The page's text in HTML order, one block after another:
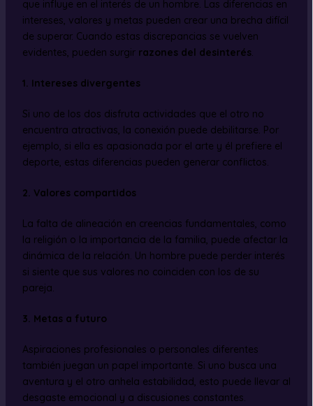
que influye en el interés de un hombre. Las diferencias en
intereses, valores y metas pueden crear una brecha difícil
de superar. Cuando estas discrepancias se vuelven
evidentes, pueden surgir razones del desinterés.
1. Intereses divergentes
Si uno de los dos disfruta actividades que el otro no
encuentra atractivas, la conexión puede debilitarse. Por
ejemplo, si ella es apasionada por el arte y él prefiere el
deporte, estas diferencias pueden generar conflictos.
2. Valores compartidos
La falta de alineación en creencias fundamentales, como
la religión o la importancia de la familia, puede afectar la
dinámica de la relación. Un hombre puede perder interés
si siente que sus valores no coinciden con los de su
pareja.
3. Metas a futuro
Aspiraciones profesionales o personales diferentes
también juegan un papel importante. Si uno busca una
aventura y el otro anhela estabilidad, esto puede llevar al
desgaste emocional y a discusiones constantes.